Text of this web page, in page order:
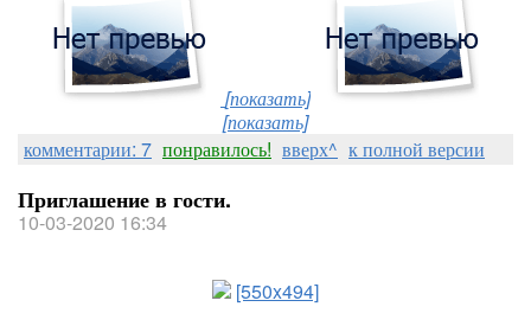
[показать]
[показать]
комментарии: 7 понравилось! вверх^ к полной версии
Приглашение в гости.
10-03-2020 16:34
[550x494]